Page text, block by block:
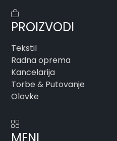
PROIZVODI
Tekstil
Radna oprema
Kancelarija
Torbe & Putovanje
Olovke
MENI